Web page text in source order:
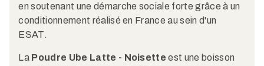
en soutenant une démarche sociale forte grâce à un
conditionnement réalisé en France au sein d'un
ESAT.
La Poudre Ube Latte - Noisette est une boisson